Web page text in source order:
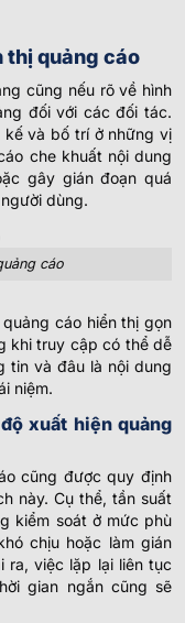
thị quảng cáo
cũng nếu rõ về hình
đối với các đối tác.
và bố trí ở những vị
che khuất nội dung
gây gián đoạn quá
dùng.
cáo
cáo hiển thị gọn
khi truy cập có thể dễ
tin và đâu là nội dung
niệm.
xuất hiện quảng
cũng được quy định
này. Cụ thể, tần suất
kiểm soát ở mức phù
chịu hoặc làm gián
ra, việc lặp lại liên tục
gian ngắn cũng sẽ